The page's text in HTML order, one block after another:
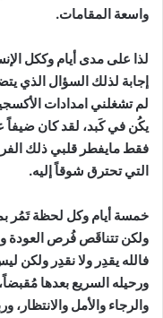
واسعة المقامات.
لذا على مدى أيام وككل
إجابة لذلك السؤال الذي
لم تشغلني امدادات
يكُن في كَبد، لقد كان ضيفاً
فقط مايفطر قلبي ذلك
التي تحترق شوقاً إليه.
خمسة أيام وكل لحظة تَمُر
ولكن تتناقَص فُرص العودة
فالله يقدِر ولا نقدِر ولكن
ورحيله السريع بعدها
والرجاء والأمل والانتظار،